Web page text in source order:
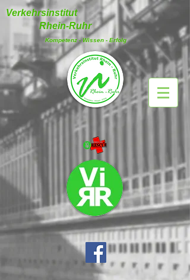
Verkehrsinstitut
Rhein-Ruhr
Kompetenz - Wissen - Erfolg